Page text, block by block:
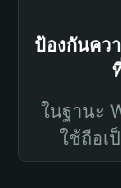
ป้องกันคว
ในฐานะ
ใช้ถือเ